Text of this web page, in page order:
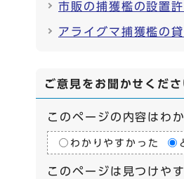
市販の捕獲檻の設置
アライグマ捕獲檻の
ご意見をお聞かせくださ
このページの内容はわ
わかりやすかった
このページは見つけや